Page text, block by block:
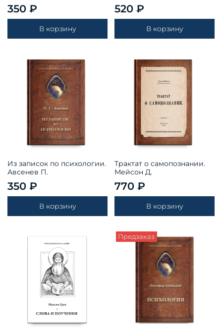
350 ₽
В корзину
520 ₽
В корзину
Из записок по психологии.
Авсенев П.
350 ₽
В корзину
Трактат о самопознании.
Мейсон Д.
770 ₽
В корзину
Предзаказ